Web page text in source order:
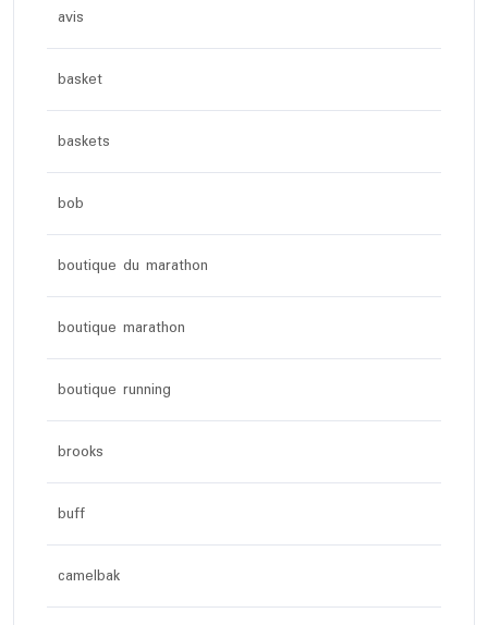
avis
basket
baskets
bob
boutique du marathon
boutique marathon
boutique running
brooks
buff
camelbak